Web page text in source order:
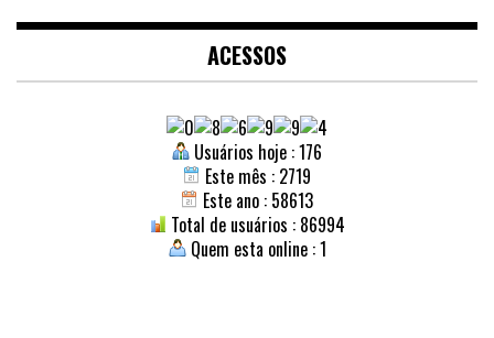
ACESSOS
Usuários hoje : 176
Este mês : 2719
Este ano : 58613
Total de usuários : 86994
Quem esta online : 1